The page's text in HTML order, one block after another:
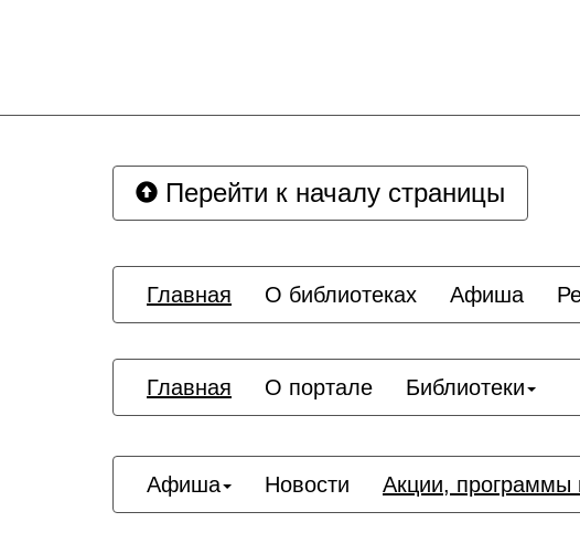
Перейти к началу страницы
Главная О библиотеках Афиша
Главная О портале Библиотеки
Афиша Новости Акции, программы